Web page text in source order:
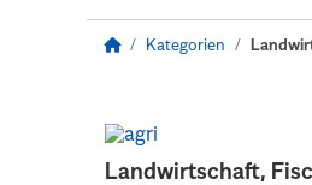
Kategorien
Landwirtschaft,